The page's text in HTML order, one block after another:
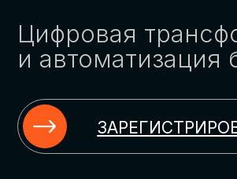
ИСКУССТВЕННЫЙ ИНТЕЛЛЕКТ
ЦИФРОВИЗАЦИЯ
ИМПОРТОЗАМЕЩЕНИЕ